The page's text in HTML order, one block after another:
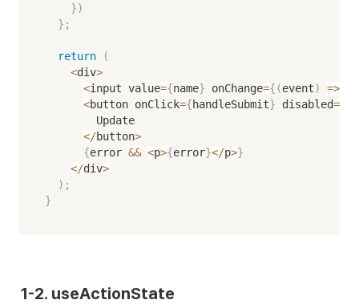
})
} ;
return
(
<div>
<input value={name} onChange={ (event) =>
<button onClick={handleSubmit} disabled=
        Update
</button>
{error && <p>{error}</p>}
</div>
) ;
}
1-2. useActionState